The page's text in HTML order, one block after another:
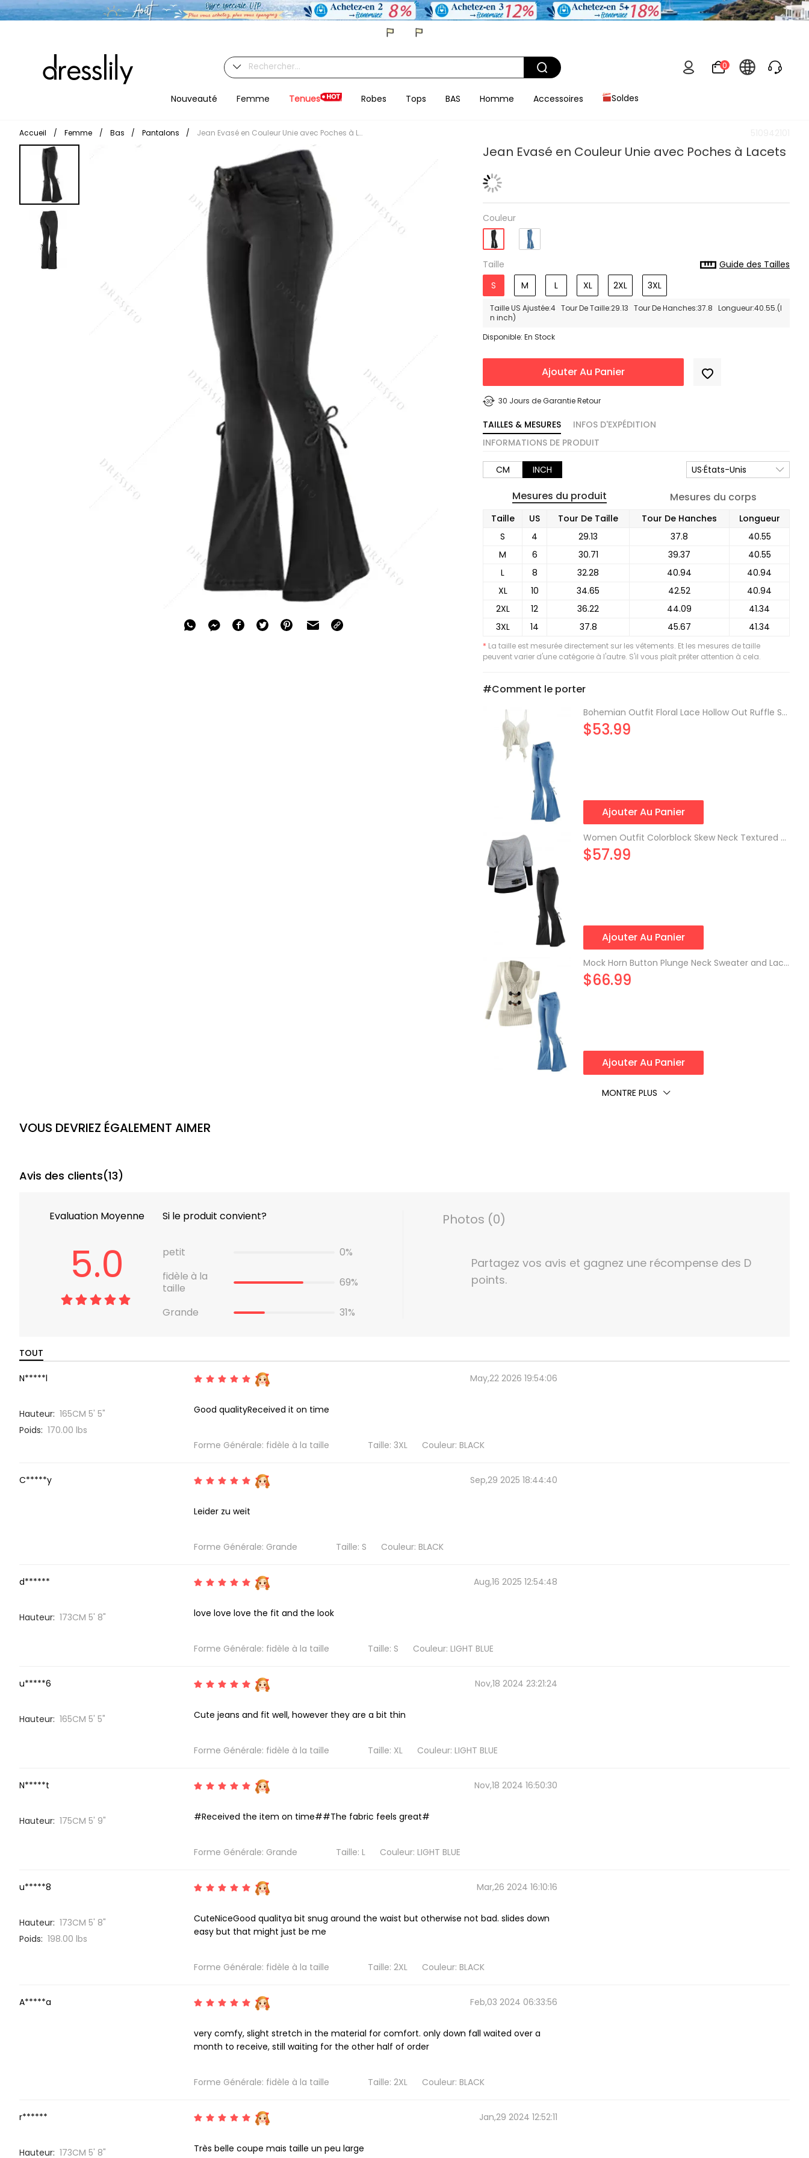
0
Nouveauté Femme Tenues Robes Tops BAS Homme Accessoires Soldes
Accueil / Femme / Bas / Pantalons / Jean Evasé en Couleur Unie avec Poches à Lacets
Jean Evasé en Couleur Unie avec Poches à Lacets
Couleur
Taille
Guide des Tailles
S
M L XL 2XL 3XL
Taille US Ajustée:4 Tour De Taille:29.13 Tour De Hanches:37.8 Longueur:40.55.(I
n inch)
Disponible: En Stock
Ajouter Au Panier
30 Jours de Garantie Retour
TAILLES & MESURES
CM INCH US·États-Unis
Mesures du produit Mesures du corps
Taille US Tour De Taille Tour De Hanches
Longueur
S
4 29.13 37.8
40.55
M
6 30.71 39.37
40.55
L
8 32.28 40.94
40.94
XL
10 34.65 42.52
40.94
2XL
12 36.22 44.09
41.34
3XL
14 37.8 45.67 41.34
* La taille est mesurée directement sur les vêtements. Et les mesures de taille
peuvent varier d'une catégorie à l'autre. S'il vous plaît prêter attention à cela.
INFOS D'EXPÉDITION
INFORMATIONS DE PRODUIT
#Comment le porter
Bohemian Outfit Floral Lace Hollow Out Ruffle Scalloped Tied Cropped Tank Top and Lace Up Flare Jeans Set
$53.99
Ajouter Au Panier
Women Outfit Colorblock Skew Neck Textured Buckle Top and Lace Up Flare Jeans Set
$57.99
Ajouter Au Panier
Mock Horn Button Plunge Neck Sweater and Lace Up Flare Jeans Outfit
$66.99
Ajouter Au Panier
MONTRE PLUS
Avis des clients(13)
Evaluation Moyenne
5.0
Si le produit convient?
petit
0%
fidèle à la
taille
69%
Grande 31%
Photos (0)
Partagez vos avis et gagnez une récompense des D
points.
TOUT
N*****l May,22 2026 19:54:06
Hauteur: 165CM 5' 5"
Poids: 170.00 lbs
Good qualityReceived it on time
Forme Générale: fidèle à la taille Taille: 3XL Couleur: BLACK
C*****y Sep,29 2025 18:44:40
Leider zu weit
Forme Générale: Grande Taille: S Couleur: BLACK
d****** Aug,16 2025 12:54:48
Hauteur: 173CM 5' 8" love love love the fit and the look
Forme Générale: fidèle à la taille Taille: S Couleur: LIGHT BLUE
u*****6 Nov,18 2024 23:21:24
Hauteur: 165CM 5' 5" Cute jeans and fit well, however they are a bit thin
Forme Générale: fidèle à la taille Taille: XL Couleur: LIGHT BLUE
N*****t Nov,18 2024 16:50:30
Hauteur: 175CM 5' 9" #Received the item on time##The fabric feels great#
Forme Générale: Grande Taille: L Couleur: LIGHT BLUE
u*****8 Mar,26 2024 16:10:16
Hauteur: 173CM 5' 8"
Poids: 198.00 lbs
CuteNiceGood qualitya bit snug around the waist but otherwise not bad. slides down
easy but that might just be me
Forme Générale: fidèle à la taille Taille: 2XL Couleur: BLACK
A*****a Feb,03 2024 06:33:56
very comfy, slight stretch in the material for comfort. only down fall waited over a
month to receive, still waiting for the other half of order
Forme Générale: fidèle à la taille Taille: 2XL Couleur: BLACK
r****** Jan,29 2024 12:52:11
Hauteur: 173CM 5' 8" Très belle coupe mais taille un peu large
VOUS DEVRIEZ ÉGALEMENT AIMER